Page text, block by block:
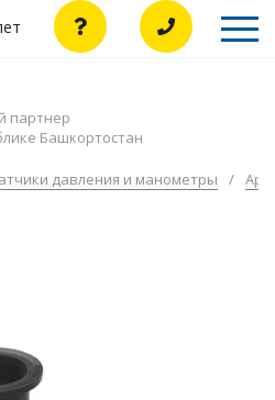
партнер
Башкортостан
давления и манометры /